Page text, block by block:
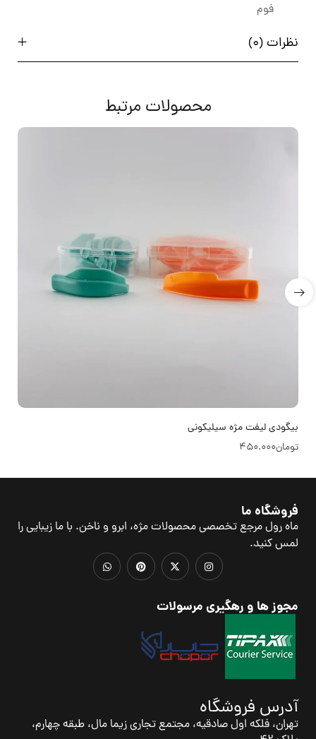
فوم
نظرات (0)
محصولات مرتبط
بیگودی لیفت مژه سیلیکونی
تومان450.000
فروشگاه ما
ماه رول مرجع تخصصی محصولات مژه، ابرو و ناخن. با ما زیبایی را
لمس کنید.
مجوز ها و رهگیری مرسولات
آدرس فروشگاه
تهران، فلکه اول صادقیه، مجتمع تجاری زیما مال، طبقه چهارم،